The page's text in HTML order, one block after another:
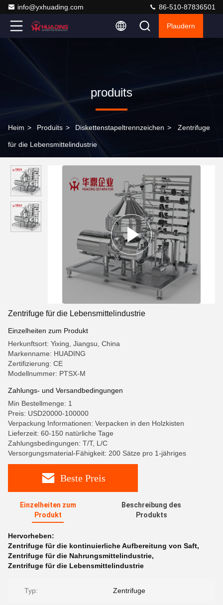
info@yxhuading.com 86-510-87836501
Plaudern
produits
Heim > Produits > Diskettenstapeltrennzeichen > Zentrifuge
für die Lebensmittelindustrie
Zentrifuge für die Lebensmittelindustrie
Einzelheiten zum Produkt
Herkunftsort: Yixing, Jiangsu, China
Markenname: HUADING
Zertifizierung: CE
Modellnummer: PTSX-M
Zahlungs- und Versandbedingungen
Min Bestellmenge: 1
Preis: USD20000-100000
Verpackung Informationen: Verpacken in den Holzkisten
Lieferzeit: 60-150 natürliche Tage
Zahlungsbedingungen: T/T, L/C
Versorgungsmaterial-Fähigkeit: 200 Sätze pro 1-jähriges
Beste Preis
Einzelheiten zum
Produkt
Beschreibung des
Produkts
Hervorheben:
Zentrifuge für die kontinuierliche Aufbereitung von Saft,
Zentrifuge für die Nahrungsmittelindustrie,
Zentrifuge für die Lebensmittelindustrie
Typ: Zentrifuge